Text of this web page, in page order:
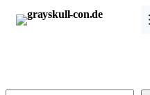
Zum
Inhalt